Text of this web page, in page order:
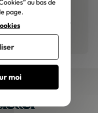
Nous avons vu cette
magasin à 35% de
exactement du même
au bas de
page.
moi